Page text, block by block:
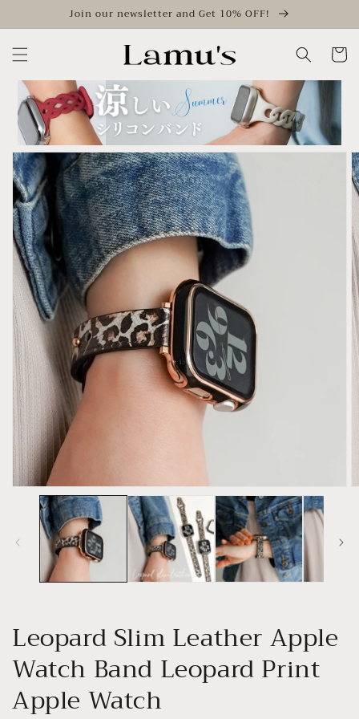
Join our newsletter and Get 10% OFF!
Cart
Skip to
product
information
modal
Leopard Slim Leather Apple
Watch Band Leopard Print
Apple Watch